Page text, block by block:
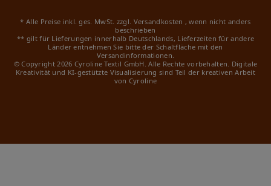
* Alle Preise inkl. ges. MwSt. zzgl. Versandkosten , wenn nicht anders
beschrieben
** gilt für Lieferungen innerhalb Deutschlands, Lieferzeiten für andere
Länder entnehmen Sie bitte der Schaltfläche mit den
Versandinformationen.
© Copyright 2026 Cyroline Textil GmbH. Alle Rechte vorbehalten. Digitale
Kreativität und KI-gestützte Visualisierung sind Teil der kreativen Arbeit
von Cyroline